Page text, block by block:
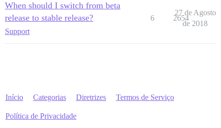
When should I switch from beta
release to stable release?
Support
6 2654
27 de Agosto
de 2018
Início Categorias Diretrizes Termos de Serviço
Política de Privacidade